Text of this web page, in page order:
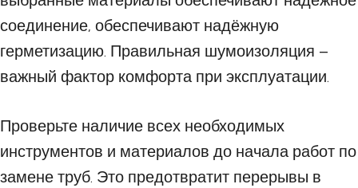
соединение, обеспечивают надёжную
герметизацию. Правильная шумоизоляция –
важный фактор комфорта при эксплуатации.
Проверьте наличие всех необходимых
инструментов и материалов до начала работ по
замене труб. Это предотвратит перерывы в